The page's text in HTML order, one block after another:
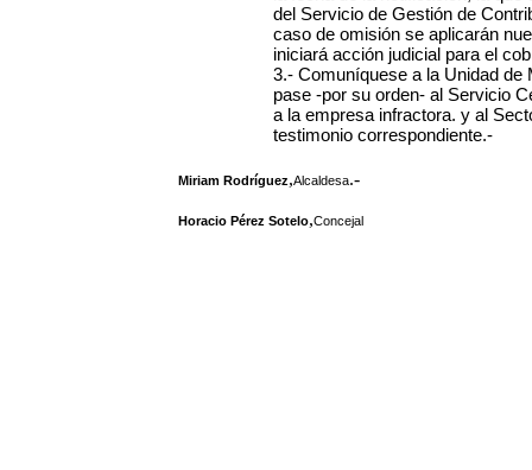
del Servicio de Gestión de
caso de omisión se aplicarán
iniciará acción judicial para el
3.- Comuníquese a la Unidad
pase -por su orden- al Servicio
a la empresa infractora. y al
testimonio correspondiente.-
Miriam Rodríguez,Alcaldesa.-
Horacio Pérez Sotelo,Concejal